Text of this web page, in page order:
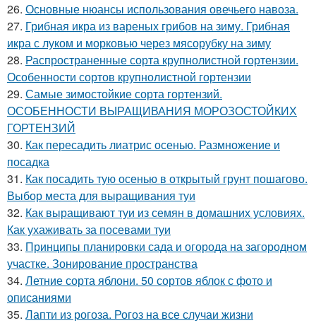
26. Основные нюансы использования овечьего навоза.
27. Грибная икра из вареных грибов на зиму. Грибная
икра с луком и морковью через мясорубку на зиму
28. Распространенные сорта крупнолистной гортензии.
Особенности сортов крупнолистной гортензии
29. Самые зимостойкие сорта гортензий.
ОСОБЕННОСТИ ВЫРАЩИВАНИЯ МОРОЗОСТОЙКИХ
ГОРТЕНЗИЙ
30. Как пересадить лиатрис осенью. Размножение и
посадка
31. Как посадить тую осенью в открытый грунт пошагово.
Выбор места для выращивания туи
32. Как выращивают туи из семян в домашних условиях.
Как ухаживать за посевами туи
33. Принципы планировки сада и огорода на загородном
участке. Зонирование пространства
34. Летние сорта яблони. 50 сортов яблок с фото и
описаниями
35. Лапти из рогоза. Рогоз на все случаи жизни